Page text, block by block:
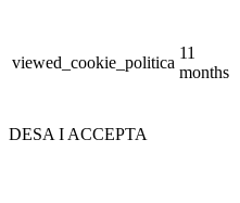
viewed_cookie_politica
11
months
DESA I ACCEPTA